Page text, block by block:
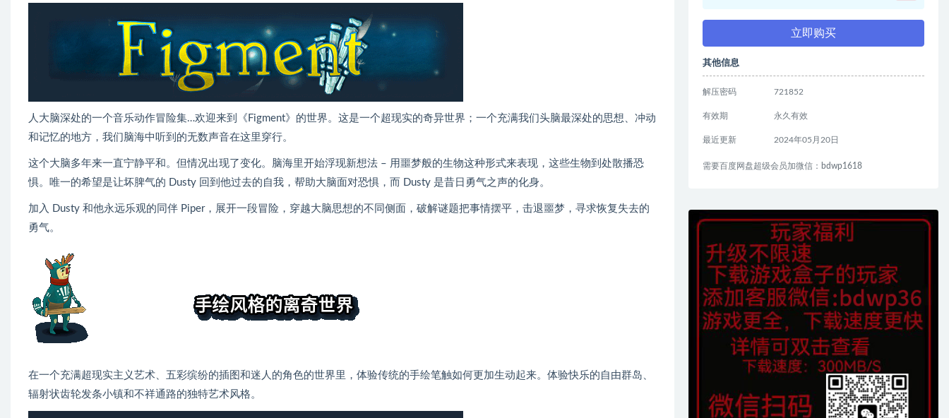
人大脑深处的一个音乐动作冒险集…欢迎来到《Figment》的世界。这是一个超现实的奇异世界；一个充满我们头脑最深处的思想、冲动
和记忆的地方，我们脑海中听到的无数声音在这里穿行。
这个大脑多年来一直宁静平和。但情况出现了变化。脑海里开始浮现新想法 – 用噩梦般的生物这种形式来表现，这些生物到处散播恐
惧。唯一的希望是让坏脾气的 Dusty 回到他过去的自我，帮助大脑面对恐惧，而 Dusty 是昔日勇气之声的化身。
加入 Dusty 和他永远乐观的同伴 Piper，展开一段冒险，穿越大脑思想的不同侧面，破解谜题把事情摆平，击退噩梦，寻求恢复失去的
勇气。
在一个充满超现实主义艺术、五彩缤纷的插图和迷人的角色的世界里，体验传统的手绘笔触如何更加生动起来。体验快乐的自由群岛、
辐射状齿轮发条小镇和不祥通路的独特艺术风格。
立即购买
其他信息
解压密码 721852
有效期 永久有效
最近更新 2024年05月20日
需要百度网盘超级会员加微信：bdwp1618